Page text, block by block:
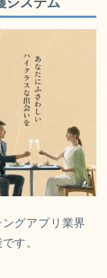
グアプリ業界
す。